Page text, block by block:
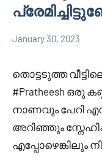
Uncategorized
January 30, 2023
തൊട്ടടുത്ത
#Pratheesh ഒരു
നാണവും പേറി
അറിഞ്ഞും
എപ്പോഴെങ്കിലും